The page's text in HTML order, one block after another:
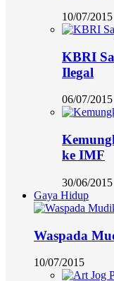
10/07/2015
KBRI
Ilegal
06/07/2015
ke IMF
30/06/2015
Gaya Hidup
Waspada
10/07/2015